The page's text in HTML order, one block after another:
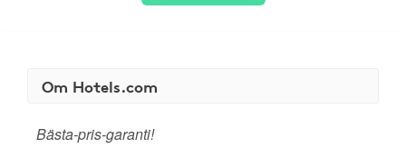
Om Hotels.com
Bästa-pris-garanti!